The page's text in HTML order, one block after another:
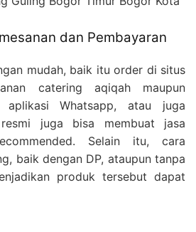
dan Pembayaran
mudah, baik itu order di situs
catering aqiqah maupun
Whatsapp, atau juga
juga bisa membuat jasa
Selain itu, cara
baik dengan DP, ataupun tanpa
produk tersebut dapat